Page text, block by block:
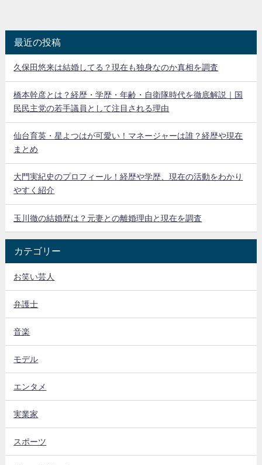
最近の投稿
久保田悠来は結婚してる？現在も独身なのか真相を調査
橋本幹彦とは？経歴・学歴・年齢・自衛隊時代を徹底解説｜国
民民主党の若手議員として注目される理由
仙台育英・星よつはが可愛い！マネージャーは誰？経歴や現在
まとめ
大門実紀史のプロフィール！経歴や学歴、現在の活動をわかり
やすく紹介
玉川徹の結婚歴は？元妻との離婚理由と現在を調査
カテゴリー
お笑い芸人
弁護士
音楽
モデル
エンタメ
実業家
スポーツ